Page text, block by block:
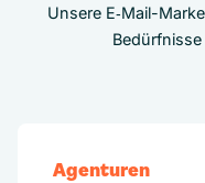
Unsere E‑Mail-
Agenturen